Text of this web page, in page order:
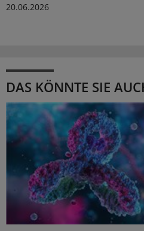
20.06.2026
DAS KÖNNTE SIE